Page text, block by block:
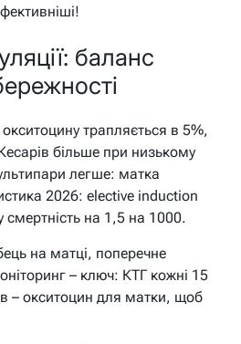
баланс
окситоцину трапляється в 5%,
більше при низькому
легше: матка
2026: elective induction
смертність на 1,5 на 1000.
на матці, поперечне
– ключ: КТГ кожні 15
– окситоцин для матки, щоб